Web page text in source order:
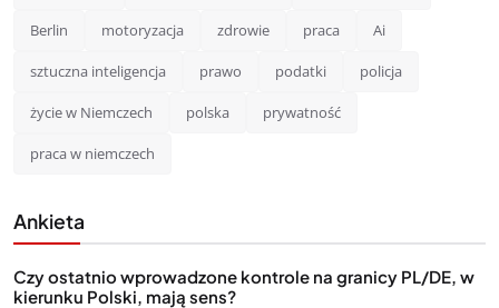
Berlin motoryzacja zdrowie praca Ai
sztuczna inteligencja prawo podatki policja
życie w Niemczech polska prywatność
praca w niemczech
Ankieta
Czy ostatnio wprowadzone kontrole na granicy PL/DE, w
kierunku Polski, mają sens?